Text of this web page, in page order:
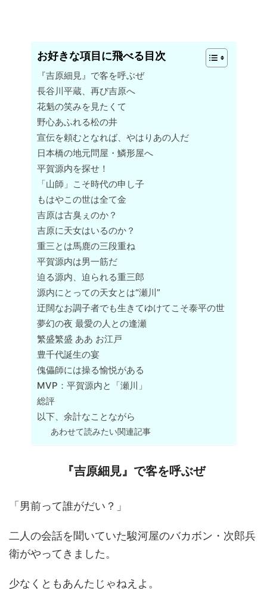
お好きな項目に飛べる目次
『吉原細見』で客を呼ぶぜ
長谷川平蔵、再び吉原へ
花魁の笑みを見たくて
野心あふれる松の井
宣伝を頼むとなれば、やはりあの人だ
日本橋の地元問屋・鱗形屋へ
平賀源内を探せ！
「山師」こそ時代の申し子
もはやこの世は全て金
吉原は古臭ぇのか？
吉原に天女はいるのか？
重三とは馬鹿の三段重ね
平賀源内は男一筋だ
迫る源内、迫られる重三郎
源内にとっての天女とは“瀬川”
迂闊なお調子者でも生きてゆけてこそ泰平の世
夢幻の夜 最愛の人との逢瀬
繁盛繁盛 ああ お江戸
豊千代誕生の宴
傀儡師には操る愉悦がある
MVP：平賀源内と「瀬川」
総評
以下、余計なことながら
あわせて読みたい関連記事
『吉原細見』で客を呼ぶぜ
「男前って誰がだい？」
二人の会話を聞いていた駿河屋のバカボン・次郎兵
衛がやってきました。
少なくともあんたじゃねえよ。